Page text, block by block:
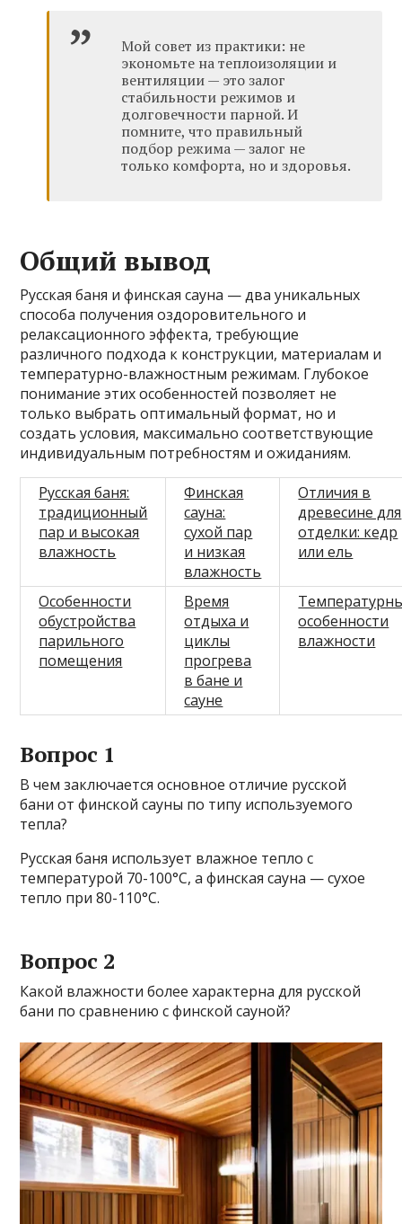
Мой совет из практики: не
экономьте на теплоизоляции и
вентиляции — это залог
стабильности режимов и
долговечности парной. И
помните, что правильный
подбор режима — залог не
только комфорта, но и здоровья.
Общий вывод
Русская баня и финская сауна — два уникальных
способа получения оздоровительного и
релаксационного эффекта, требующие
различного подхода к конструкции, материалам и
температурно-влажностным режимам. Глубокое
понимание этих особенностей позволяет не
только выбрать оптимальный формат, но и
создать условия, максимально соответствующие
индивидуальным потребностям и ожиданиям.
Русская баня:
традиционный
пар и высокая
влажность
Финская
сауна:
сухой пар
и низкая
влажность
Отличия в
древесине для
отделки: кедр
или ель
Особенности
обустройства
парильного
помещения
Время
отдыха и
циклы
прогрева
в бане и
сауне
особенности
влажности
Вопрос 1
В чем заключается основное отличие русской
бани от финской сауны по типу используемого
тепла?
Русская баня использует влажное тепло с
температурой 70-100°C, а финская сауна — сухое
тепло при 80-110°C.
Вопрос 2
Какой влажности более характерна для русской
бани по сравнению с финской сауной?